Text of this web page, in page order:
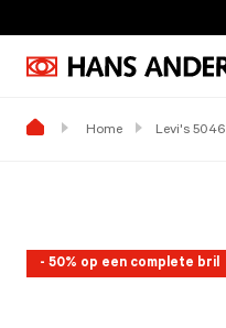
Home Levi's 5046
- 50% op een complete bril